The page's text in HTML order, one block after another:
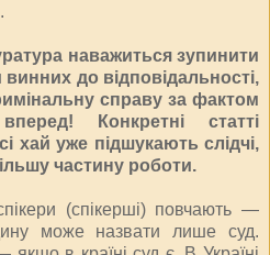
наважиться зупинити
до відповідальності,
справу за фактом
Конкретні статті
хай уже підшукають слідчі,
частину роботи.
(спікерші) повчають —
може назвати лише суд.